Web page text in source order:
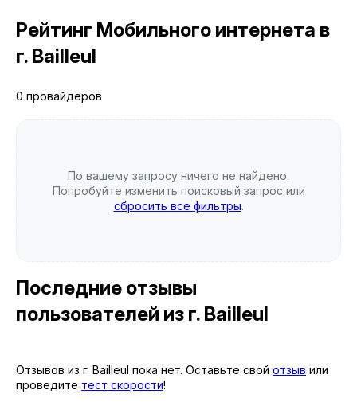
Рейтинг Мобильного интернета в
г. Bailleul
0 провайдеров
По вашему запросу ничего не найдено.
Попробуйте изменить поисковый запрос или
сбросить все фильтры.
Последние отзывы
пользователей из г. Bailleul
Отзывов из г. Bailleul пока нет. Оставьте свой отзыв или
проведите тест скорости!